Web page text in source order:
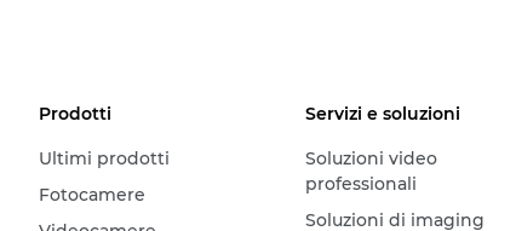
Prodotti
Ultimi prodotti
Fotocamere
Servizi e soluzioni
Soluzioni video
professionali
Soluzioni di imaging